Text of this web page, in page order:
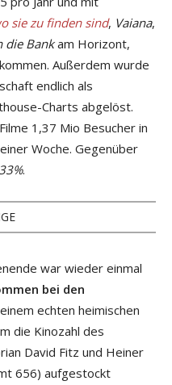
sie zu finden sind, Vaiana,
die Bank am Horizont,
Außerdem wurde
endlich als
Charts abgelöst.
1,37 Mio Besucher in
Woche. Gegenüber
33%.
war wieder einmal
bei den
echten heimischen
die Kinozahl des
David Fitz und Heiner
656) aufgestockt